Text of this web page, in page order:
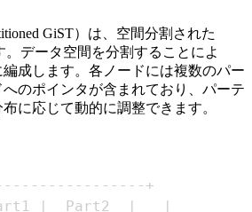
GiST）は、空間分割された
。データ空間を分割することによ
成します。各ノードには複数のパー
のポインタが含まれており、パーテ
に応じて動的に調整できます。